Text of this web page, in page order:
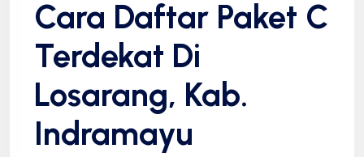
Cara Daftar Paket C
Terdekat Di
Losarang, Kab.
Indramayu